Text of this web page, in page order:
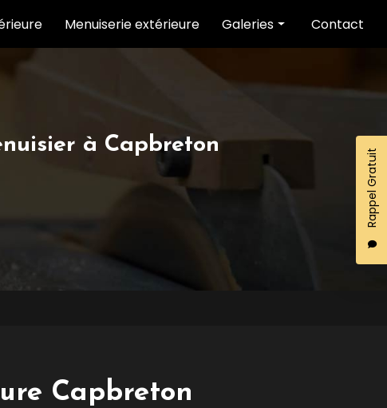
Rappel Gratuit
Menuiserie extérieure Galeries
Menuiserie extérieure
Contact
à Capbreton
Capbreton